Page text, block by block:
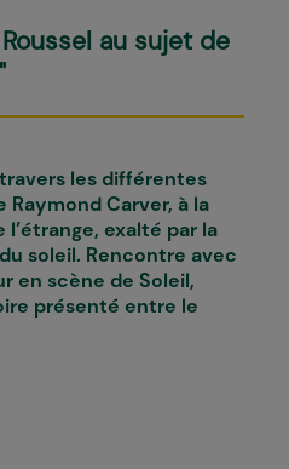
au sujet de
les différentes
Carver, à la
exalté par la
soleil. Rencontre avec
en scène de Soleil,
présenté entre le